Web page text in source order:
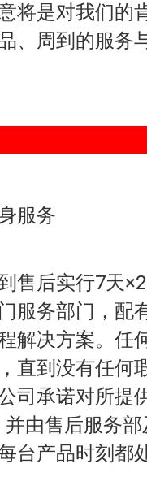
是对我们的
、周到的服务
服务
后实行7天
服务部门，配
解决方案。任
直到没有任何
司承诺对所提
由售后服务
台产品时刻都